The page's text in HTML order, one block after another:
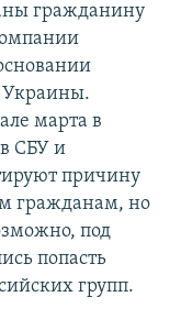
гражданину
Украины.
марта в
СБУ и
причину
гражданам, но
под
попасть
групп.